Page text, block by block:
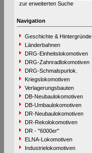
zur erweiterten Suche
Navigation
Geschichte & Hintergründe
Länderbahnen
DRG-Einheitslokomotiven
DRG-Zahnradlokomotiven
DRG-Schmalspurlok.
Kriegslokomotiven
Verlagerungsbauten
DB-Neubaulokomotiven
DB-Umbaulokomotiven
DR-Neubaulokomotiven
DR-Rekolokomotiven
DR - "6000er"
ELNA-Lokomotiven
Industrielokomotiven